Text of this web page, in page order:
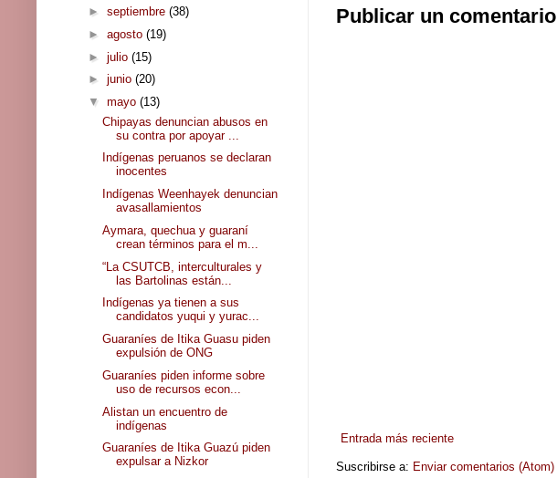
Publicar un comentario
Entrada más reciente
Suscribirse a: Enviar comentarios (Atom)
► septiembre (38)
► agosto (19)
► julio (15)
► junio (20)
▼ mayo (13)
Chipayas denuncian abusos en
su contra por apoyar ...
Indígenas peruanos se declaran
inocentes
Indígenas Weenhayek denuncian
avasallamientos
Aymara, quechua y guaraní
crean términos para el m...
“La CSUTCB, interculturales y
las Bartolinas están...
Indígenas ya tienen a sus
candidatos yuqui y yurac...
Guaraníes de Itika Guasu piden
expulsión de ONG
Guaraníes piden informe sobre
uso de recursos econ...
Alistan un encuentro de
indígenas
Guaraníes de Itika Guazú piden
expulsar a Nizkor